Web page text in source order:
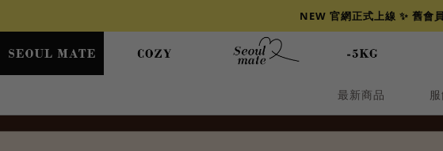
NEW 官網正式上線 ✨ 舊會
最新商品